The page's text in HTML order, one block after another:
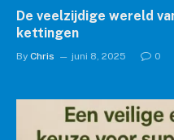
De veelzijdige wereld
kettingen
By Chris juni 8, 2025 0